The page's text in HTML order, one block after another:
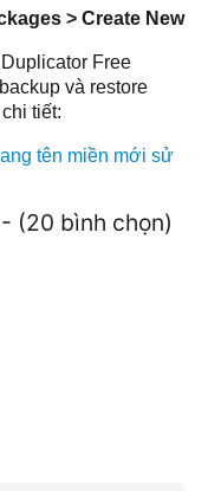
> Create New
Free
và restore
tiết:
tên miền mới sử
(20 bình chọn)